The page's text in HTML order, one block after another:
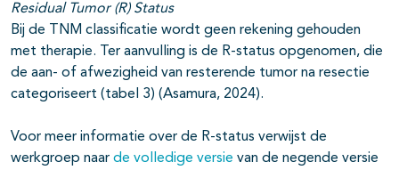
Residual Tumor (R) Status
Bij de TNM classificatie wordt geen rekening gehouden
met therapie. Ter aanvulling is de R-status opgenomen, die
de aan- of afwezigheid van resterende tumor na resectie
categoriseert (tabel 3) (Asamura, 2024).
Voor meer informatie over de R-status verwijst de
werkgroep naar de volledige versie van de negende versie